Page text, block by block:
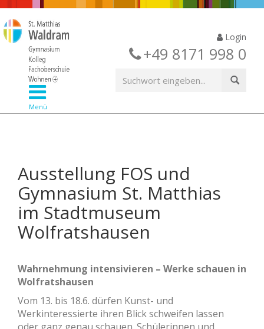
Login
+49 8171 998 0
Menü
Ausstellung FOS und
Gymnasium St. Matthias
im Stadtmuseum
Wolfratshausen
Wahrnehmung intensivieren – Werke schauen in
Wolfratshausen
Vom 13. bis 18.6. dürfen Kunst- und
Werkinteressierte ihren Blick schweifen lassen